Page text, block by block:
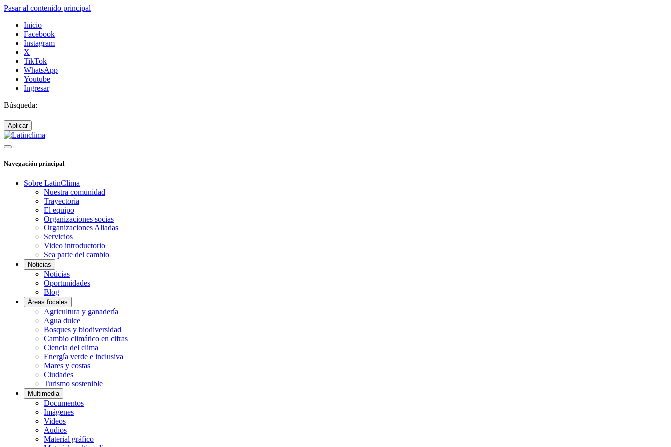
Pasar al contenido principal
Inicio
Facebook
Instagram
X
TikTok
WhatsApp
Youtube
Ingresar
Búsqueda:
Navegación principal
Sobre LatinClima
Nuestra comunidad
Trayectoria
El equipo
Organizaciones socias
Organizaciones Aliadas
Servicios
Video introductorio
Sea parte del cambio
Noticias
Noticias
Oportunidades
Blog
Áreas focales
Agricultura y ganadería
Agua dulce
Bosques y biodiversidad
Cambio climático en cifras
Ciencia del clima
Energía verde e inclusiva
Mares y costas
Ciudades
Turismo sostenible
Multimedia
Documentos
Imágenes
Videos
Audios
Material gráfico